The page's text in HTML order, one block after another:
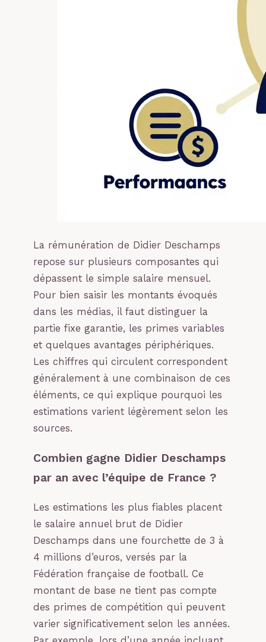
La rémunération de Didier Deschamps
repose sur plusieurs composantes qui
dépassent le simple salaire mensuel.
Pour bien saisir les montants évoqués
dans les médias, il faut distinguer la
partie fixe garantie, les primes variables
et quelques avantages périphériques.
Les chiffres qui circulent correspondent
généralement à une combinaison de ces
éléments, ce qui explique pourquoi les
estimations varient légèrement selon les
sources.
Combien gagne Didier Deschamps
par an avec l’équipe de France ?
Les estimations les plus fiables placent
le salaire annuel brut de Didier
Deschamps dans une fourchette de 3 à
4 millions d’euros, versés par la
Fédération française de football. Ce
montant de base ne tient pas compte
des primes de compétition qui peuvent
varier significativement selon les années.